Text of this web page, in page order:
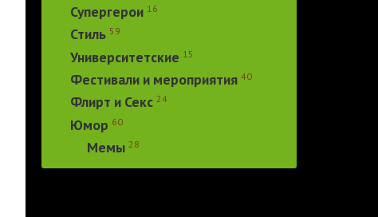
Супергерои 16
Стиль 59
Университетские 15
Фестивали и мероприятия 40
Флирт и Секс 24
Юмор 60
Мемы 28